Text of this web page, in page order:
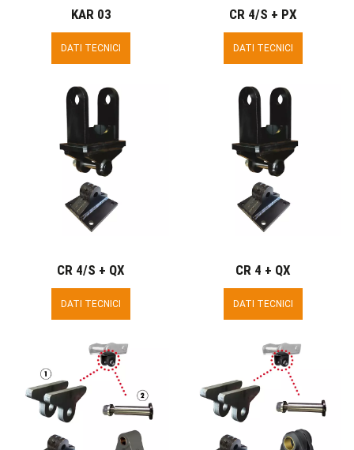
KAR 03
DATI TECNICI
CR 4/S + PX
DATI TECNICI
CR 4/S + QX
DATI TECNICI
CR 4 + QX
DATI TECNICI